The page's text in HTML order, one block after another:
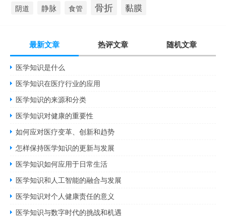
阴道 静脉 食管 骨折 黏膜
最新文章 热评文章 随机文章
医学知识是什么
医学知识在医疗行业的应用
医学知识的来源和分类
医学知识对健康的重要性
如何应对医疗变革、创新和趋势
怎样保持医学知识的更新与发展
医学知识如何应用于日常生活
医学知识和人工智能的融合与发展
医学知识对个人健康责任的意义
医学知识与数字时代的挑战和机遇